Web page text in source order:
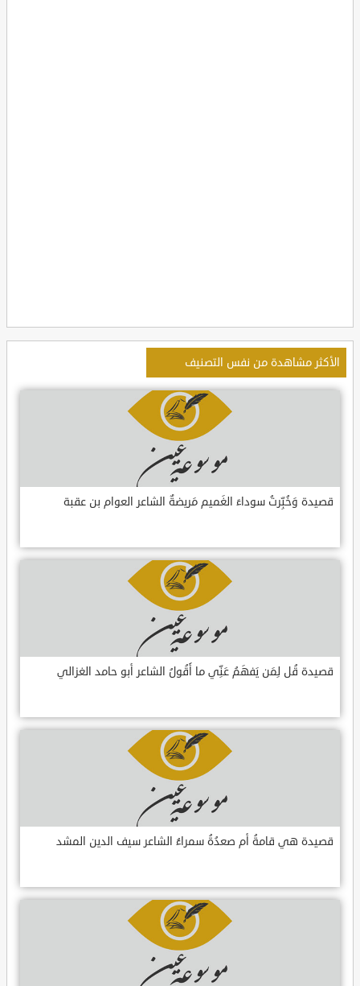
الأكثر مشاهدة من نفس التصنيف
قصيدة وَخُبِّرتُ سوداءَ الغَميم مَريضةٌ الشاعر العوام بن عقبة
قصيدة قُل لِمَن يَفهَمُ عَنِّي ما أَقُولُ الشاعر أبو حامد الغزالي
قصيدة هي قامةُ أم صعدُةُ سمراءُ الشاعر سيف الدين المشد